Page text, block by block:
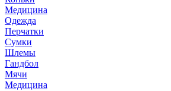
Медицина
Одежда
Перчатки
Сумки
Шлемы
Гандбол
Мячи
Медицина